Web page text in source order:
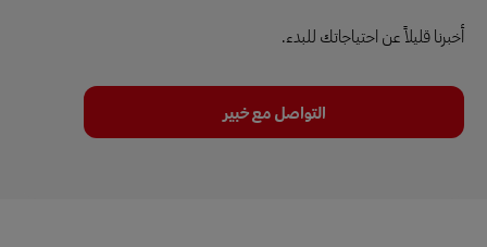
أخبرنا قليلاً عن احتياجاتك للبدء.
التواصل مع خبير